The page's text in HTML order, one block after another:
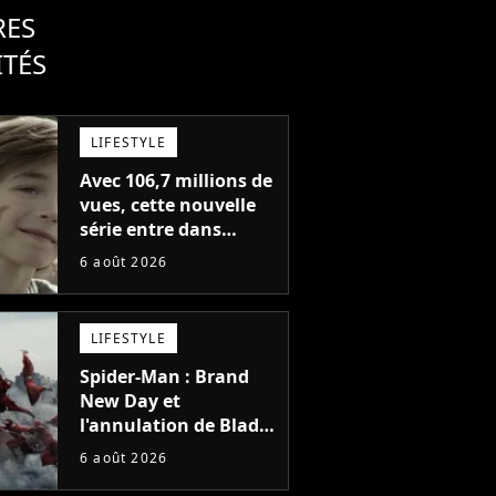
LIFESTYLE
Avec 106,7 millions de
vues, cette nouvelle
série entre dans
l'histoire de Netflix en
6 août 2026
LIFESTYLE
Spider-Man : Brand
New Day et
l'annulation de Blade
montrent que Marvel
6 août 2026